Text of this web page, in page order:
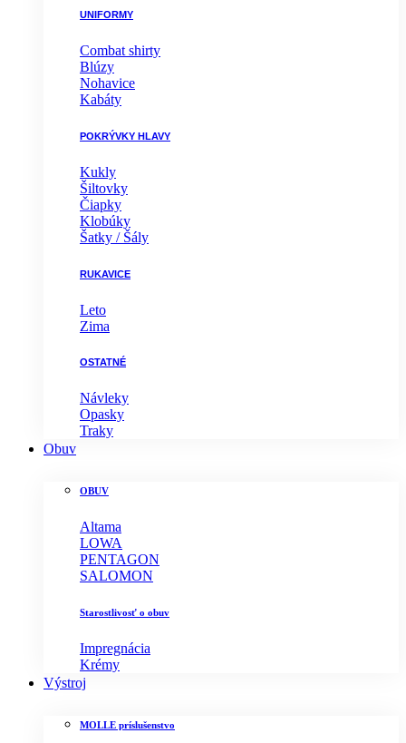
UNIFORMY
Combat shirty
Blúzy
Nohavice
Kabáty
POKRÝVKY HLAVY
Kukly
Šiltovky
Čiapky
Klobúky
Šatky / Šály
RUKAVICE
Leto
Zima
OSTATNÉ
Návleky
Opasky
Traky
Obuv
OBUV
Altama
LOWA
PENTAGON
SALOMON
Starostlivosť o obuv
Impregnácia
Krémy
Výstroj
MOLLE príslušenstvo